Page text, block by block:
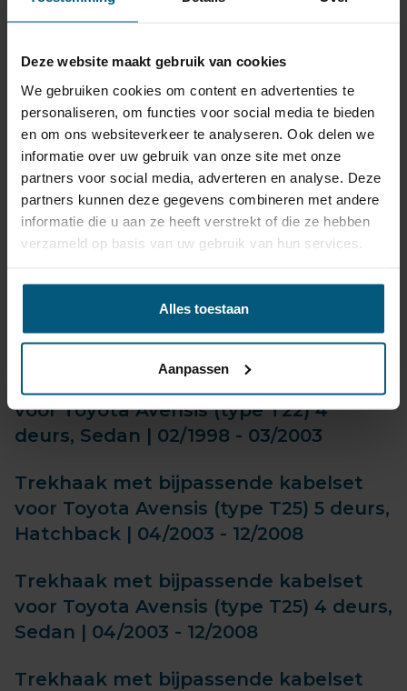
Deze website maakt gebruik van cookies
We gebruiken cookies om content en advertenties te
personaliseren, om functies voor social media te bieden
en om ons websiteverkeer te analyseren. Ook delen we
informatie over uw gebruik van onze site met onze
partners voor social media, adverteren en analyse. Deze
partners kunnen deze gegevens combineren met andere
informatie die u aan ze heeft verstrekt of die ze hebben
verzameld op basis van uw gebruik van hun services.
Alles toestaan
Aanpassen
Maak onder je keuze welk bouwjaar je
Toyota Avensis is.
Bestel voordelig je trekhaak met
bijpassende kabelset!
Trekhaak met bijpassende kabelset
voor Toyota Avensis (type T22) 5 deurs,
Hatchback | 02/1998 - 03/2003
voor Toyota Avensis (type T22) 4
deurs, Sedan | 02/1998 - 03/2003
Trekhaak met bijpassende kabelset
voor Toyota Avensis (type T25) 5 deurs,
Hatchback | 04/2003 - 12/2008
Trekhaak met bijpassende kabelset
voor Toyota Avensis (type T25) 4 deurs,
Sedan | 04/2003 - 12/2008
Trekhaak met bijpassende kabelset